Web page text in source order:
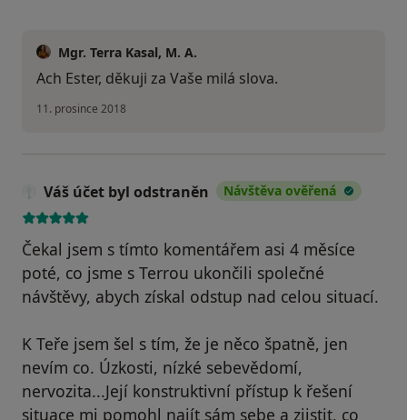
Mgr. Terra Kasal, M. A.
Ach Ester, děkuji za Vaše milá slova.
11. prosince 2018
Váš účet byl odstraněn Návštěva ověřená
Čekal jsem s tímto komentářem asi 4 měsíce
poté, co jsme s Terrou ukončili společné
návštěvy, abych získal odstup nad celou situací.
K Teře jsem šel s tím, že je něco špatně, jen
nevím co. Úzkosti, nízké sebevědomí,
nervozita...Její konstruktivní přístup k řešení
situace mi pomohl najít sám sebe a zjistit, co